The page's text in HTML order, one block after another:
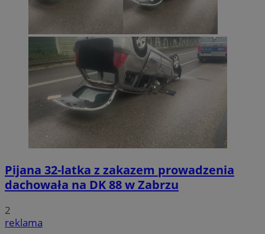
Pijana 32-latka z zakazem prowadzenia
dachowała na DK 88 w Zabrzu
2
reklama